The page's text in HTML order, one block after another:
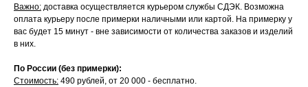
Важно: доставка осуществляется курьером службы СДЭК. Возможна
оплата курьеру после примерки наличными или картой. На примерку у
вас будет 15 минут - вне зависимости от количества заказов и изделий
в них.
По России (без примерки):
Стоимость: 490 рублей, от 20 000 - бесплатно.